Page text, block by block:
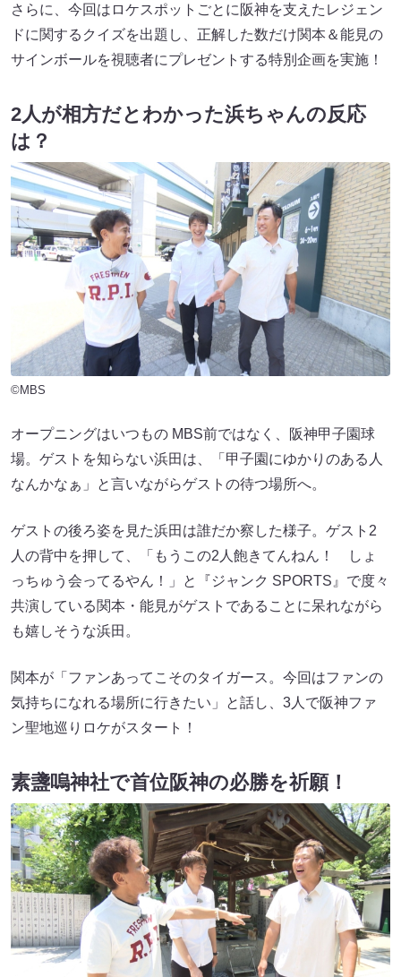
さらに、今回はロケスポットごとに阪神を支えたレジェン
ドに関するクイズを出題し、正解した数だけ関本＆能見の
サインボールを視聴者にプレゼントする特別企画を実施！
2人が相方だとわかった浜ちゃんの反応
は？
©MBS
オープニングはいつもの MBS前ではなく、阪神甲子園球
場。ゲストを知らない浜田は、「甲子園にゆかりのある人
なんかなぁ」と言いながらゲストの待つ場所へ。
ゲストの後ろ姿を見た浜田は誰だか察した様子。ゲスト2
人の背中を押して、「もうこの2人飽きてんねん！ しょ
っちゅう会ってるやん！」と『ジャンク SPORTS』で度々
共演している関本・能見がゲストであることに呆れながら
も嬉しそうな浜田。
関本が「ファンあってこそのタイガース。今回はファンの
気持ちになれる場所に行きたい」と話し、3人で阪神ファ
ン聖地巡りロケがスタート！
素盞嗚神社で首位阪神の必勝を祈願！